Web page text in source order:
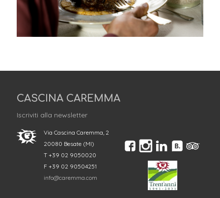
CASCINA CAREMMA
Iscriviti alla newsletter
Via Cascina Caremma, 2
20080 Besate (MI)
T +39 02 9050020
F +39 02 90504251
info@caremma.com